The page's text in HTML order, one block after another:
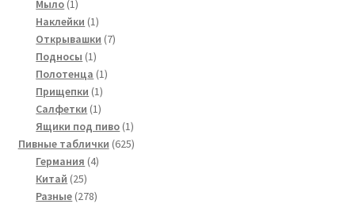
Мыло 11
товар
Наклейки 11
товар
Открывашки 77
Подносы 11
товар
Полотенца 11
Прищепки 11
товар
Салфетки 11
товар
Ящики под пиво 11
товар
Пивные таблички 625625
Германия 44
Китай 2525
товаров
Разные 278278